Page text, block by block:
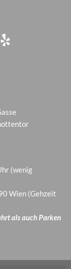
(wenig
Wien (Gehzeit
als auch Parken